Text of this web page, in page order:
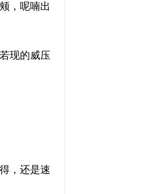
，呢喃出
现的威压
，还是速